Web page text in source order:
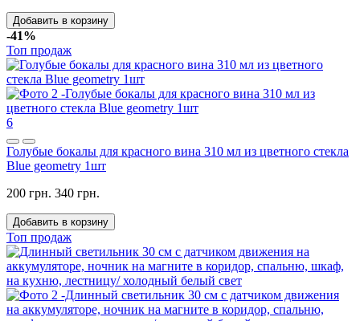
Добавить в корзину
-41%
Топ продаж
6
Голубые бокалы для красного вина 310 мл из цветного стекла
Blue geometry 1шт
200 грн. 340 грн.
Добавить в корзину
Топ продаж